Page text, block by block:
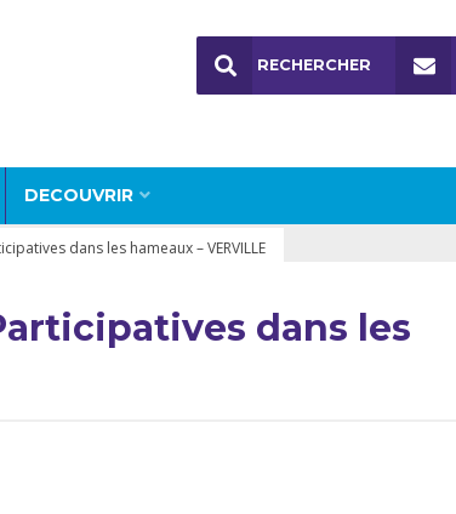
DECOUVRIR
RECHERCHER
dans les hameaux – VERVILLE
dans les